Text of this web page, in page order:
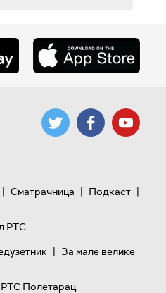
| Сматрачница | Подкаст |
РТС
| За мале велике
РТС Полетарац